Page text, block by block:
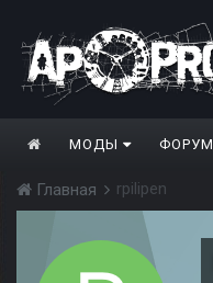
МОДЫ ФОРУМ
Главная rpilipen